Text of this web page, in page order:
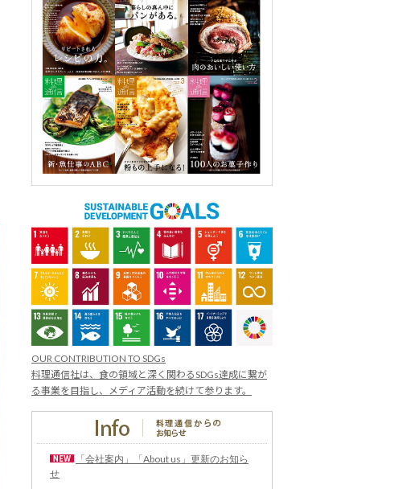
OUR CONTRIBUTION TO SDGs
料理通信社は、食の領域と深く関わるSDGs達成に繋が
る事業を目指し、メディア活動を続けて参ります。
「会社案内」「About us」更新のお知ら
せ